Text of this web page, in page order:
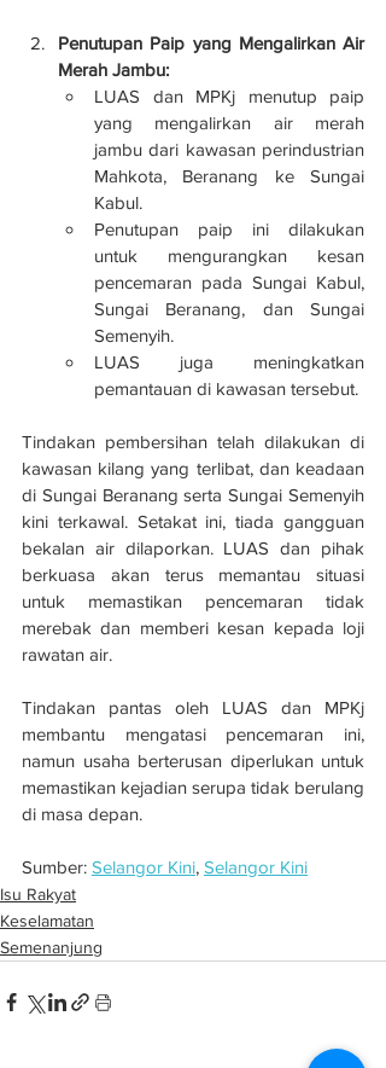
Penutupan Paip yang Mengalirkan Air
Merah Jambu:
LUAS dan MPKj menutup paip
yang mengalirkan air merah
jambu dari kawasan perindustrian
Mahkota, Beranang ke Sungai
Kabul.
Penutupan paip ini dilakukan
untuk mengurangkan kesan
pencemaran pada Sungai Kabul,
Sungai Beranang, dan Sungai
Semenyih.
LUAS juga meningkatkan
pemantauan di kawasan tersebut.
Tindakan pembersihan telah dilakukan di
kawasan kilang yang terlibat, dan keadaan
di Sungai Beranang serta Sungai Semenyih
kini terkawal. Setakat ini, tiada gangguan
bekalan air dilaporkan. LUAS dan pihak
berkuasa akan terus memantau situasi
untuk memastikan pencemaran tidak
merebak dan memberi kesan kepada loji
rawatan air.
Tindakan pantas oleh LUAS dan MPKj
membantu mengatasi pencemaran ini,
namun usaha berterusan diperlukan untuk
memastikan kejadian serupa tidak berulang
di masa depan.
Sumber: Selangor Kini, Selangor Kini
Isu Rakyat
Keselamatan
Semenanjung